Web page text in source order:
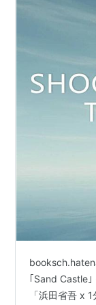
｢Sand Castle
「浜田省吾 x